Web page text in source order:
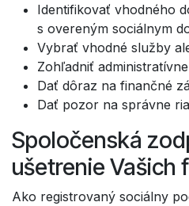
Identifikovať vhodného
s overeným sociálnym
Vybrať vhodné služby
Zohľadniť
Dať dôraz na finančné
Dať pozor na správne
Spoločenská
ušetrenie Vašich
Ako registrovaný sociálny